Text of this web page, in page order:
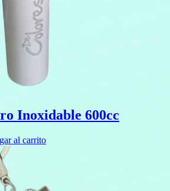
Inoxidable 600cc
al carrito